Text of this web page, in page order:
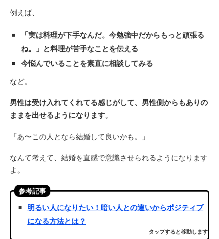
例えば、
「実は料理が下手なんだ。今勉強中だからもっと頑張る
ね。」と料理が苦手なことを伝える
今悩んでいることを素直に相談してみる
など。
男性は受け入れてくれてる感じがして、男性側からもありの
ままを出せるようになります。
「あ〜この人となら結婚して良いかも。」
なんて考えて、結婚を直感で意識させられるようになります
よ。
参考記事
明るい人になりたい！暗い人との違いからポジティブ
になる方法とは？
タップすると移動します